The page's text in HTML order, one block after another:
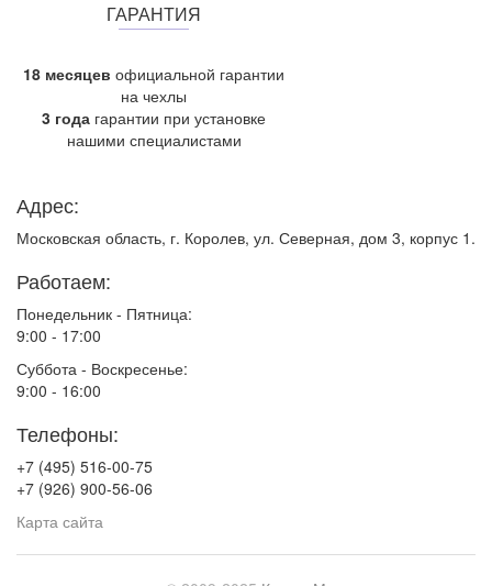
ГАРАНТИЯ
18 месяцев официальной гарантии
на чехлы
3 года гарантии при установке
нашими специалистами
Адрес:
Московская область, г. Королев, ул. Северная, дом 3, корпус 1.
Работаем:
Понедельник - Пятница:
9:00 - 17:00
Суббота - Воскресенье:
9:00 - 16:00
Телефоны:
+7 (495) 516-00-75
+7 (926) 900-56-06
Карта сайта